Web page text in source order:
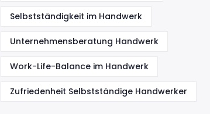
Selbstständigkeit im Handwerk
Unternehmensberatung Handwerk
Work-Life-Balance im Handwerk
Zufriedenheit Selbstständige Handwerker